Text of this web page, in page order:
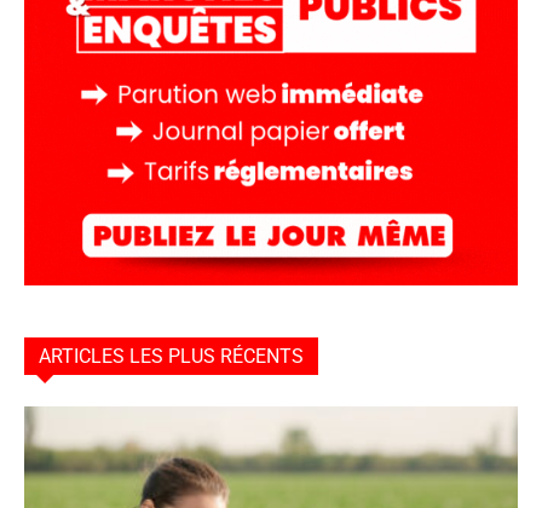
ARTICLES LES PLUS RÉCENTS